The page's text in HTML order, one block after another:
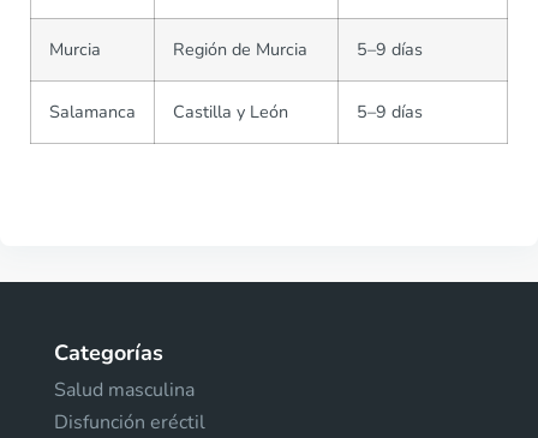
Murcia Región de Murcia 5–9 días
Salamanca Castilla y León 5–9 días
Categorías
Salud masculina
Disfunción eréctil